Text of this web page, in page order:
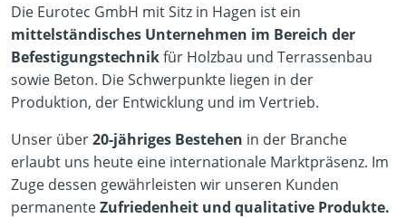
Die Eurotec GmbH mit Sitz in Hagen ist ein
mittelständisches Unternehmen im Bereich der
Befestigungstechnikfür Holzbau und Terrassenbau
sowie Beton. Die Schwerpunkte liegen in der
Produktion, der Entwicklung und im Vertrieb.
Unser über20-jähriges Bestehen in der Branche
erlaubt uns heute eine internationale Marktpräsenz. Im
Zuge dessen gewährleisten wir unseren Kunden
permanenteZufriedenheit und qualitative Produkte.